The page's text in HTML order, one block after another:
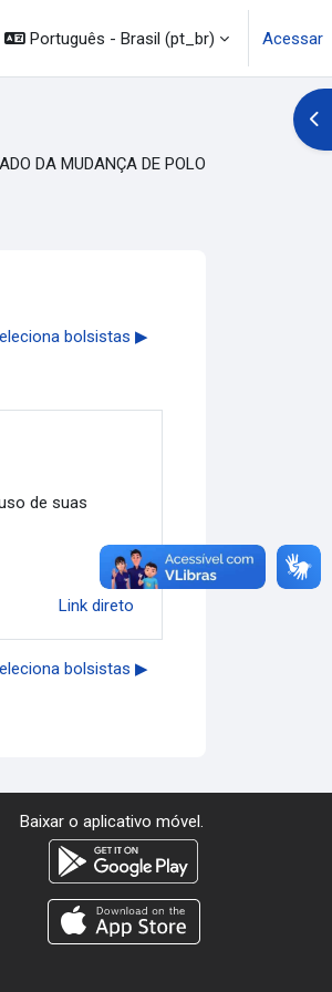
Português - Brasil ‎(pt_br)‎ Acessar
DA MUDANÇA DE POLO
bolsistas ▶︎
de suas
Link direto
bolsistas ▶︎
Baixar o aplicativo móvel.